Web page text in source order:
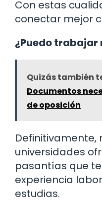
Con estas
conectar mejor
¿Puedo
Quizás también
Documentos
de oposición
Definitivamente,
universidades
pasantías que
experiencia
estudias.